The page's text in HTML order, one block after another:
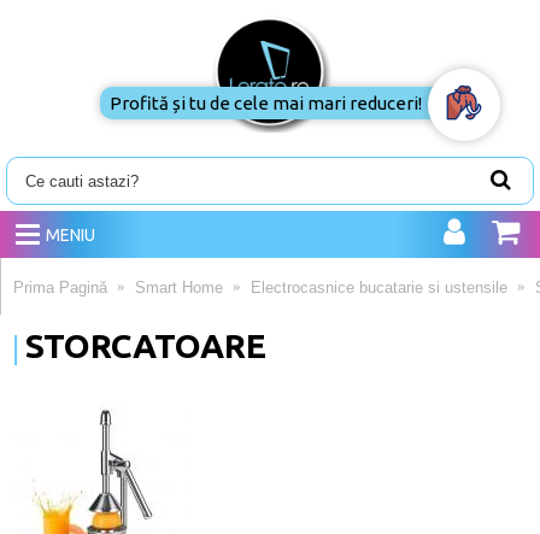
MENIU
Prima Pagină Smart Home Electrocasnice bucatarie si ustensile
STORCATOARE
Profită și tu de cele mai mari reduceri!